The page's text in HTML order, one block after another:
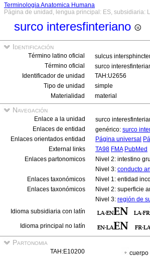
Terminologia Anatomica Humana
Página de unidad, lengua principal: ES, subsidiaria:
surco interesfinteriano
Identificación
Término latino oficial
sulcus
Término oficial
surco
Identificador de unidad
TAH:U2656
Tipo de unidad
simple
Materialidad
material
Navegación
Enlace a la unidad
surco
Enlaces de entidad
genérico: surco
Enlaces orientados entidad
Página universal
External links
TA98 FMA PubMed
Enlaces partonomicos
Nivel 2: intestino
Nivel 3: conducto
Enlaces taxonómicos
Nivel 1: entidad
Enlaces taxonómicos
Nivel 2: superficie
Nivel 3: región de
Idioma subsidiaria con latín
Idioma principal no latín
Partonomia
TAH:E10200